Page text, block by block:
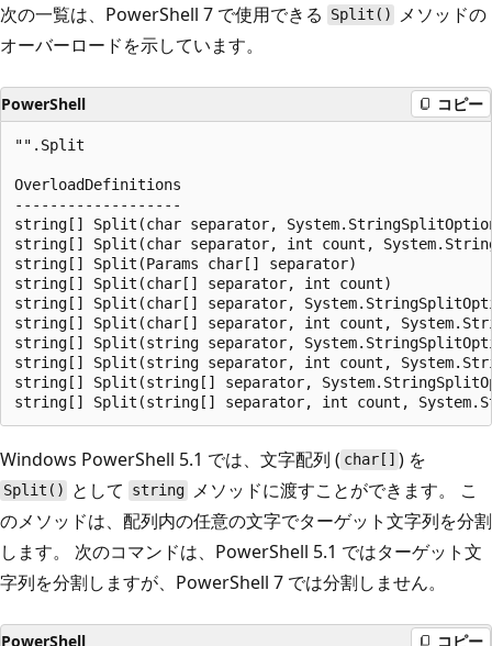
次の一覧は、PowerShell 7 で使用できる Split()
メソッドの
オーバーロードを示しています。
PowerShell コピー
"".Split
OverloadDefinitions
-------------------
string[] Split(char separator,
string[] Split(char separator, int count,
string[] Split(Params char[] separator)
string[] Split(char[] separator, int count)
string[] Split(char[] separator,
string[] Split(char[] separator, int count,
string[] Split(string separator,
string[] Split(string separator, int count,
string[] Split(string[] separator,
Windows PowerShell 5.1 では、文字配列 ( char[] ) を
Split() として string メソッドに渡すことができます。 こ
のメソッドは、配列内の任意の文字でターゲット文字列を分割
します。 次のコマンドは、PowerShell 5.1 ではターゲット文
字列を分割しますが、PowerShell 7 では分割しません。
PowerShell コピー